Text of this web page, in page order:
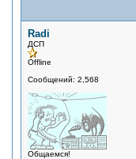
Radi
ДСП
Offline
Сообщений: 2,568
Общаемся!